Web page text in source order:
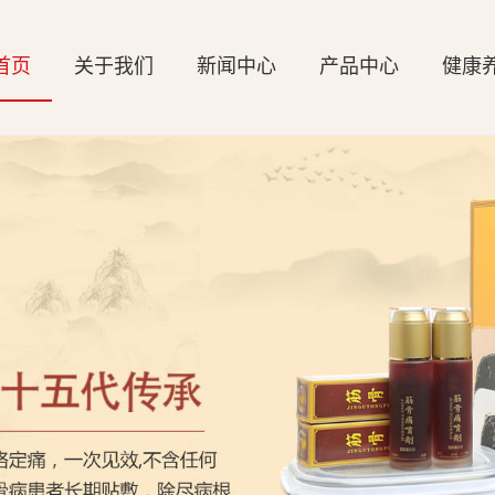
页 关于我们 新闻中心 产品中心 健康